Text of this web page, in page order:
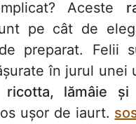
Aceste
pe cât de
preparat. Felii
în jurul unei
ricotta, lămâie și
ușor de iaurt.